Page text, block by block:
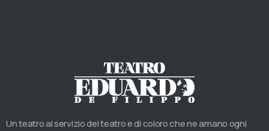
Un teatro al servizio del teatro e di coloro che ne amano ogni